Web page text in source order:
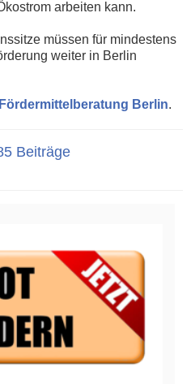
arbeiten kann.
müssen für mindestens
weiter in Berlin
Fördermittelberatung Berlin.
Beiträge